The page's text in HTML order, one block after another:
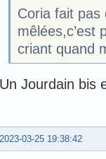
Coria fait pas
mêlées,c’est
criant quand
Un Jourdain bis
2023-03-25 19:38:42